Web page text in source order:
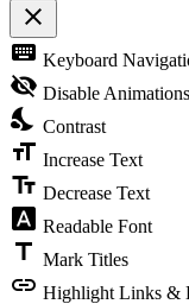
close
Toggle
the
visibility
of
Accessibility
Toolbar
keyboard Keyboard
visibility_off Disable Animations
nights_stay Contrast
format_size Increase Text
text_fields Decrease Text
font_download Readable Font
title Mark Titles
link Highlight Links &